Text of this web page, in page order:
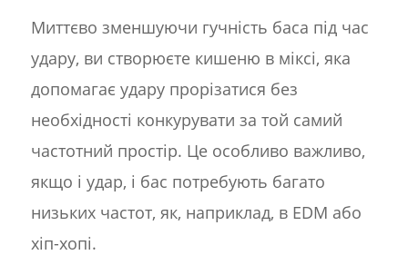
Миттєво зменшуючи гучність баса під час
удару, ви створюєте кишеню в міксі, яка
допомагає удару прорізатися без
необхідності конкурувати за той самий
частотний простір. Це особливо важливо,
якщо і удар, і бас потребують багато
низьких частот, як, наприклад, в EDM або
хіп-хопі.